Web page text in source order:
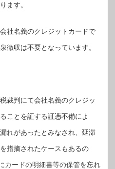
ます。
社名義のクレジットカードで
徴収は不要となっています。
裁判にて会社名義のクレジッ
ことを証する証憑不備によ
れがあったとみなされ、延滞
指摘されたケースもあるの
カードの明細書等の保管を忘れ